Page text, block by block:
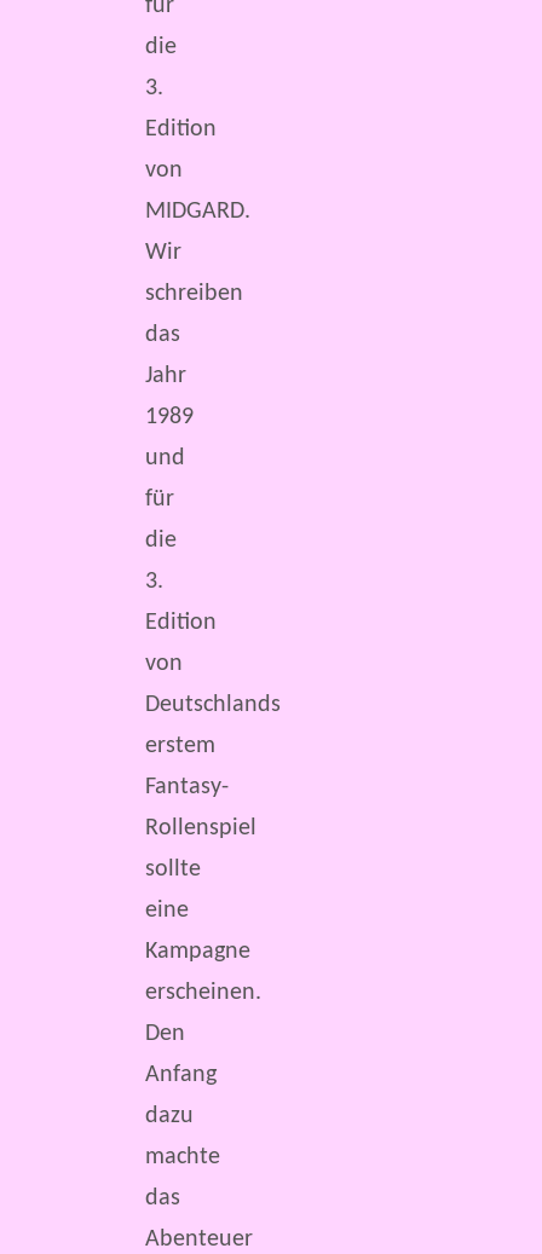
für
die
3.
Edition
von
MIDGARD.
Wir
schreiben
das
Jahr
1989
und
für
die
3.
Edition
von
Deutschlands
erstem
Fantasy-
Rollenspiel
sollte
eine
Kampagne
erscheinen.
Den
Anfang
dazu
machte
das
Abenteuer